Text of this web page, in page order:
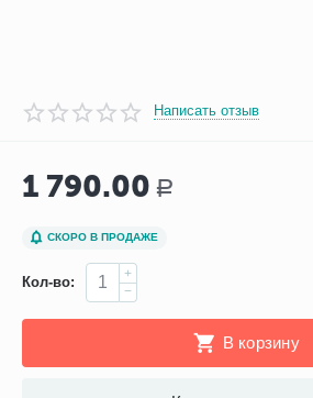
Написать отзыв
1 790.00 Р
СКОРО В ПРОДАЖЕ
Кол-во:
+
−
В корзину